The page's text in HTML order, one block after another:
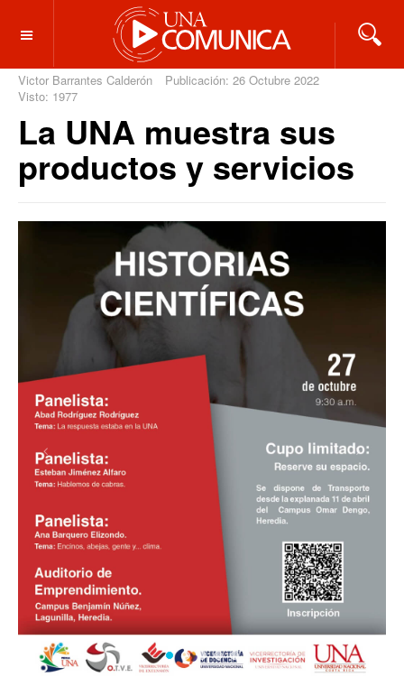
OFF CANVAS
Victor Barrantes Calderón
Publicación: 26 Octubre 2022
Visto: 1977
La UNA muestra sus
productos y servicios
Previous Next